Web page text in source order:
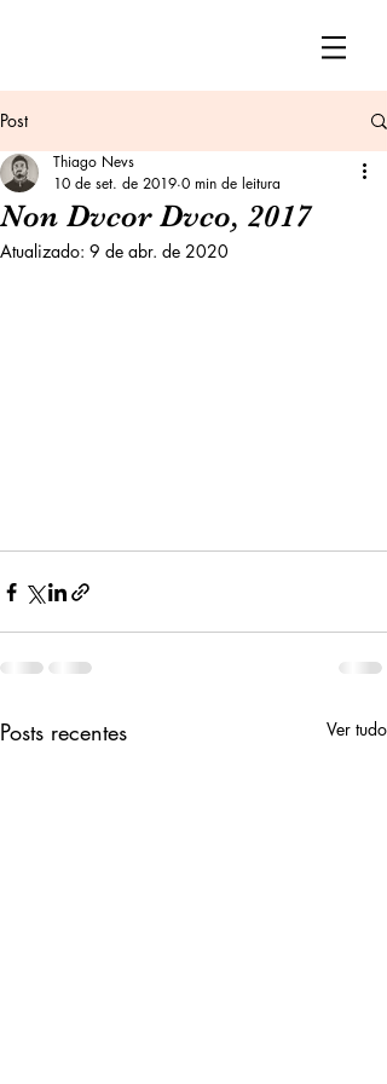
Post
Non Dvcor Dvco, 2017
Thiago Nevs
10 de set. de 2019 0 min de leitura
Atualizado: 9 de abr. de 2020
Posts recentes Ver tudo